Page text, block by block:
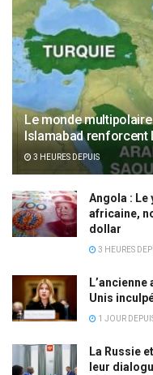
Le monde
Islamabad renforcent
3 HEURES DEPUIS
Angola : Le
africaine,
dollar
3 HEURES
Unis
1 JOUR
La Russie
leur